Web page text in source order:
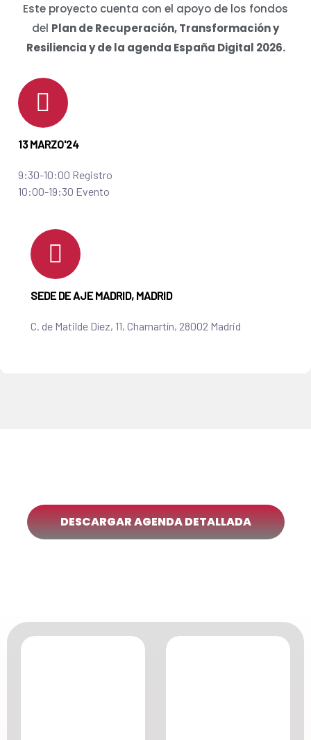
Este proyecto cuenta con el apoyo de los fondos
del Plan de Recuperación, Transformación y
Resiliencia y de la agenda España Digital 2026.
13 MARZO'24
9:30-10:00 Registro
10:00-19:30 Evento
SEDE DE AJE MADRID, MADRID
C. de Matilde Díez, 11, Chamartín, 28002 Madrid
DESCARGAR AGENDA DETALLADA